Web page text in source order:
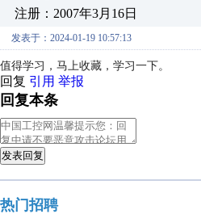
注册：2007年3月16日
发表于：2024-01-19 10:57:13
值得学习，马上收藏，学习一下。
回复 引用 举报
回复本条
发表回复
热门招聘